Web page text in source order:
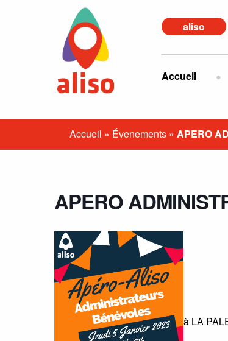
aliso
Accueil
Accueil » Évenements »APERO
APERO
à LA